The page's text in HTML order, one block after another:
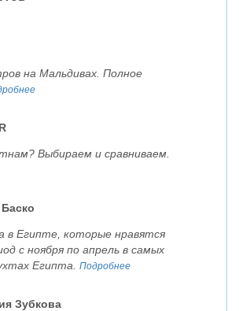
на Мальдивах. Полное
Выбираем и сравниваем.
в Египте, которые нравятся
с ноября по апрель в самых
Египта. Подробнее
Зубкова